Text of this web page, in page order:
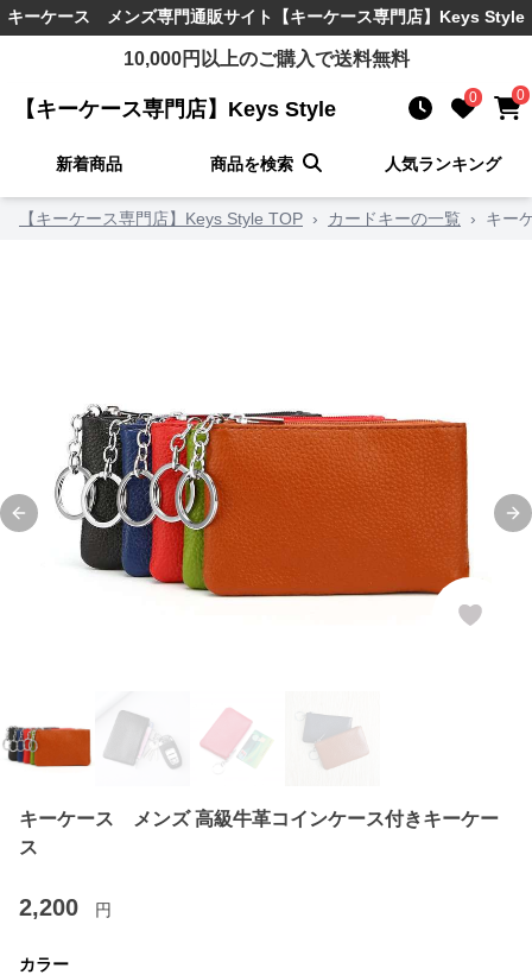
キーケース メンズ専門通販サイト 【キーケース専門店】Keys Style
10,000円以上のご購入で送料無料
【キーケース専門店】Keys Style 0 0
新着商品 商品を検索 人気ランキング
【キーケース専門店】Keys Style TOP › カードキーの一覧 › キー
Previous slide
キーケース メンズ 高級牛革コインケース付きキーケー
ス
2,200 円
カラー